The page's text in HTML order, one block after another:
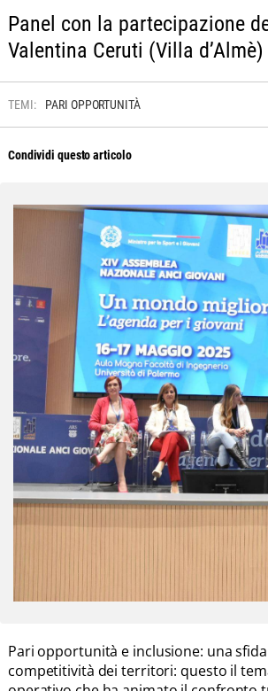
Panel con la partecipazione
Valentina Ceruti (Villa d’Almè)
TEMI: PARI OPPORTUNITÀ
Condividi questo articolo
Pari opportunità e inclusione: una
competitività dei territori: questo il